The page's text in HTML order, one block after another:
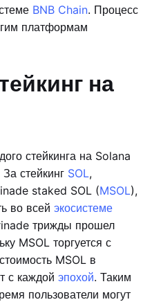
BNB Chain. Процесс
платформам
на
стейкинга на Solana
За стейкинг SOL,
staked SOL (MSOL),
во всей экосистеме
трижды прошел
MSOL торгуется с
MSOL в
с каждой эпохой. Таким
пользователи могут